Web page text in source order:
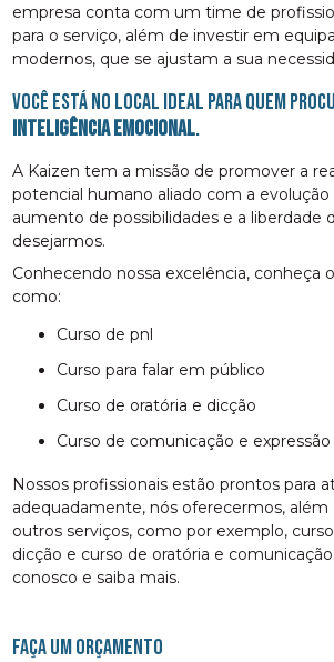
empresa conta com um time de
para o serviço, além de investir em
modernos, que se ajustam a sua
Você está no local ideal para quem
inteligência emocional.
A Kaizen tem a missão de promover a
potencial humano aliado com a evolução
aumento de possibilidades e a liberdade
desejarmos.
Conhecendo nossa excelência, conheça
como:
curso de pnl
curso para falar em público
curso de oratória e dicção
curso de comunicação e expressão
Nossos profissionais estão prontos para
adequadamente, nós oferecermos, além
outros serviços, como por exemplo,
dicção e curso de oratória e
conosco e saiba mais.
FAÇA UM ORÇAMENTO